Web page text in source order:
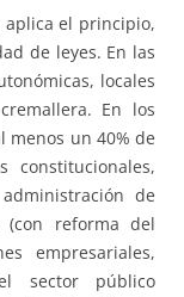
aplica el principio,
de leyes. En las
locales
En los
menos un 40% de
constitucionales,
de
(con reforma del
empresariales,
sector público